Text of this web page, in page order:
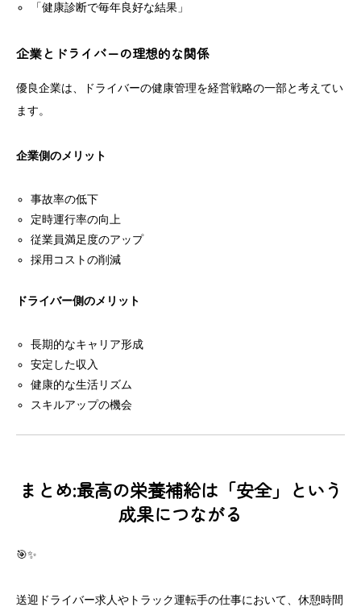
「健康診断で毎年良好な結果」
企業とドライバーの理想的な関係
優良企業は、ドライバーの健康管理を経営戦略の一部と考えてい
ます。
企業側のメリット
事故率の低下
定時運行率の向上
従業員満足度のアップ
採用コストの削減
ドライバー側のメリット
長期的なキャリア形成
安定した収入
健康的な生活リズム
スキルアップの機会
まとめ:最高の栄養補給は「安全」という
成果につながる
🎯✨
送迎ドライバー求人やトラック運転手の仕事において、休憩時間